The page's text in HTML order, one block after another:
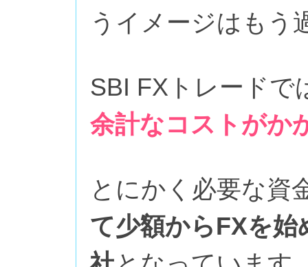
うイメージはもう
SBI FXトレードで
余計なコストがか
とにかく必要な資
て少額からFXを